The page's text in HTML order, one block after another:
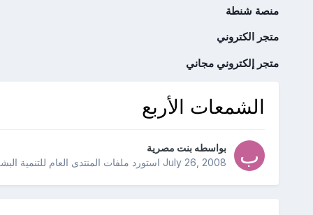
منصة شنطة
متجر الكتروني
متجر إلكتروني مجاني
الشمعات الأربع
بواسطه بنت مصرية
July 26, 2008استورد ملفات المنتدى العام للتنمية